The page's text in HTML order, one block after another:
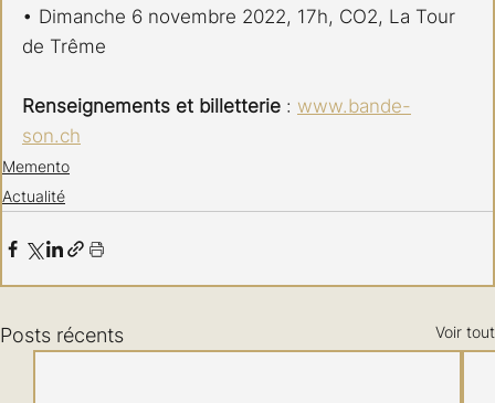
• Dimanche 6 novembre 2022, 17h, CO2, La Tour
de Trême
Renseignements et billetterie : www.bande-
son.ch
Memento
Actualité
Posts récents Voir tout